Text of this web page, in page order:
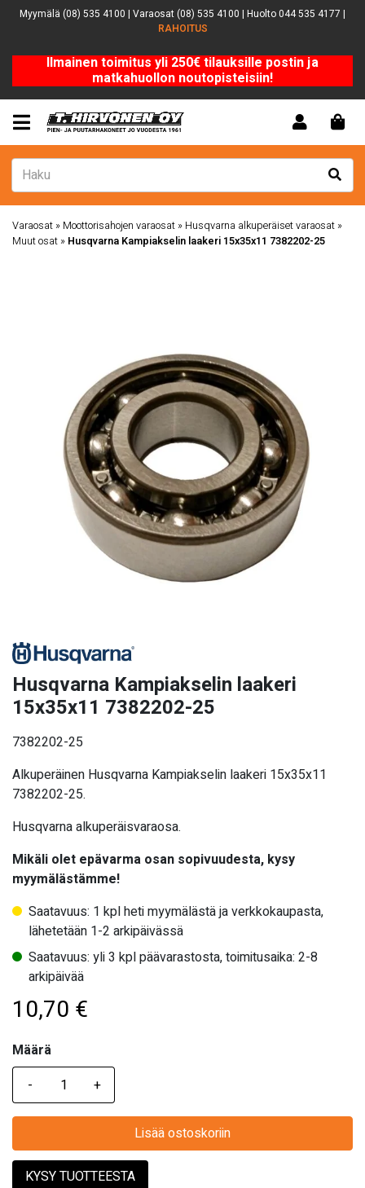
Myymälä (08) 535 4100 | Varaosat (08) 535 4100 | Huolto 044 535 4177 |
RAHOITUS
Ilmainen toimitus yli 250€ tilauksille postin ja
matkahuollon noutopisteisiin!
Varaosat » Moottorisahojen varaosat » Husqvarna alkuperäiset varaosat »
Muut osat » Husqvarna Kampiakselin laakeri 15x35x11 7382202-25
Husqvarna Kampiakselin laakeri
15x35x11 7382202-25
7382202-25
Alkuperäinen Husqvarna Kampiakselin laakeri 15x35x11
7382202-25.
Husqvarna alkuperäisvaraosa.
Mikäli olet epävarma osan sopivuudesta, kysy
myymälästämme!
Saatavuus: 1 kpl heti myymälästä ja verkkokaupasta,
lähetetään 1-2 arkipäivässä
Saatavuus: yli 3 kpl päävarastosta, toimitusaika: 2-8
arkipäivää
10,70 €
Määrä
Määrä
Lisää ostoskoriin
KYSY TUOTTEESTA